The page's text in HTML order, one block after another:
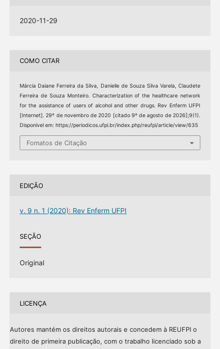
2020-11-29
COMO CITAR
Márcia Daiane Ferreira da Silva, Danielle de Souza Silva Varela, Claudete
Ferreira de Souza Monteiro. Characterization of the healthcare network
for the assistance of users of alcohol and other drugs. Rev Enferm UFPI
[Internet]. 29º de novembro de 2020 [citado 9º de agosto de 2026];9(1).
Disponível em: https://periodicos.ufpi.br/index.php/reufpi/article/view/635
Fomatos de Citação
EDIÇÃO
v. 9 n. 1 (2020): Rev Enferm UFPI
SEÇÃO
Original
LICENÇA
Autores mantém os direitos autorais e concedem à REUFPI o
direito de primeira publicação, com o trabalho licenciado sob a